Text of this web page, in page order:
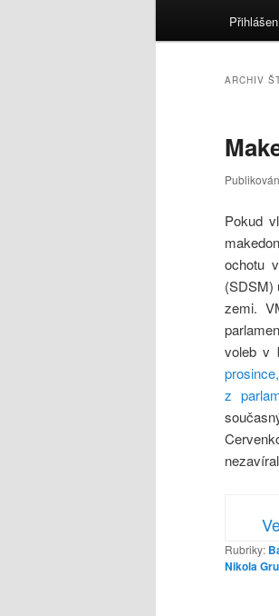
ARCHIV
Pokud
ochotu
(SDSM)
zemi.
voleb v
z
Rubriky:
Nikola